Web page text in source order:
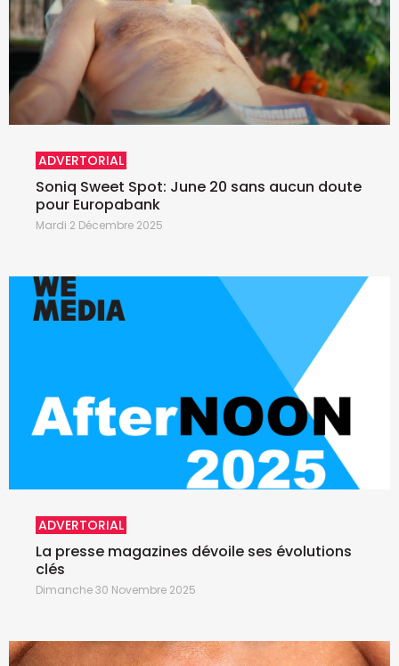
ADVERTORIAL
Soniq Sweet Spot: June 20 sans aucun doute
pour Europabank
Mardi 2 Décembre 2025
ADVERTORIAL
La presse magazines dévoile ses évolutions
clés
Dimanche 30 Novembre 2025